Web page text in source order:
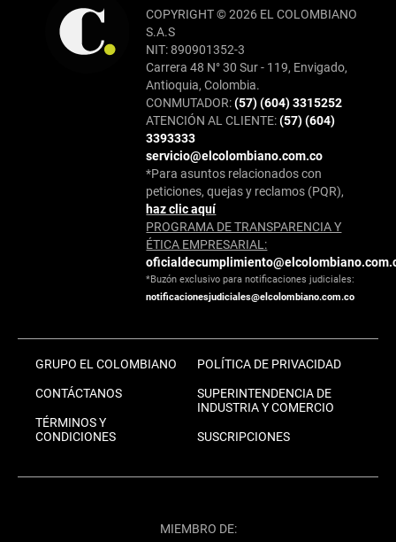
COPYRIGHT © 2026 EL COLOMBIANO
S.A.S
NIT: 890901352-3
Carrera 48 N° 30 Sur - 119, Envigado,
Antioquia, Colombia.
CONMUTADOR:(57) (604) 3315252
ATENCIÓN AL CLIENTE:(57) (604)
3393333
servicio@elcolombiano.com.co
*Para asuntos relacionados con
peticiones, quejas y reclamos (PQR),
haz clic aquí
PROGRAMA DE TRANSPARENCIA Y
ÉTICA EMPRESARIAL:
*Buzón exclusivo para notificaciones judiciales:
notificacionesjudiciales@elcolombiano.com.co
GRUPO EL COLOMBIANO
CONTÁCTANOS
TÉRMINOS Y
CONDICIONES
POLÍTICA DE PRIVACIDAD
SUPERINTENDENCIA DE
INDUSTRIA Y COMERCIO
SUSCRIPCIONES
MIEMBRO DE: